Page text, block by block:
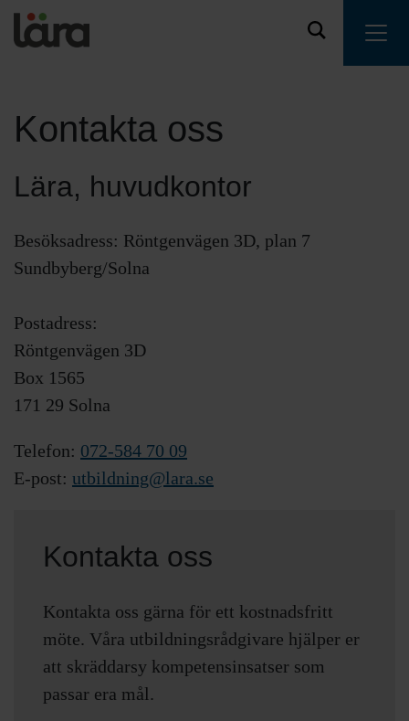
Kontakta oss
Lära, huvudkontor
Besöksadress: Röntgenvägen 3D, plan 7
Sundbyberg/Solna
Postadress:
Röntgenvägen 3D
Box 1565
171 29 Solna
Telefon: 072-584 70 09
E-post: utbildning@lara.se
Kontakta oss
Kontakta oss gärna för ett kostnadsfritt
möte. Våra utbildningsrådgivare hjälper er
att skräddarsy kompetensinsatser som
passar era mål.